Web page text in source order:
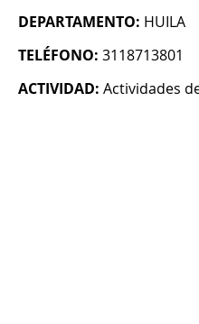
DEPARTAMENTO: HUILA
TELÉFONO: 3118713801
ACTIVIDAD: Actividades